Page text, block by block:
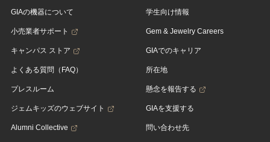
GIAの機器について
小売業者サポート
キャンパス ストア
よくある質問（FAQ）
プレスルーム
ジェムキッズのウェブサイト
Alumni Collective
学生向け情報
Gem & Jewelry Careers
GIAでのキャリア
所在地
懸念を報告する
GIAを支援する
問い合わせ先